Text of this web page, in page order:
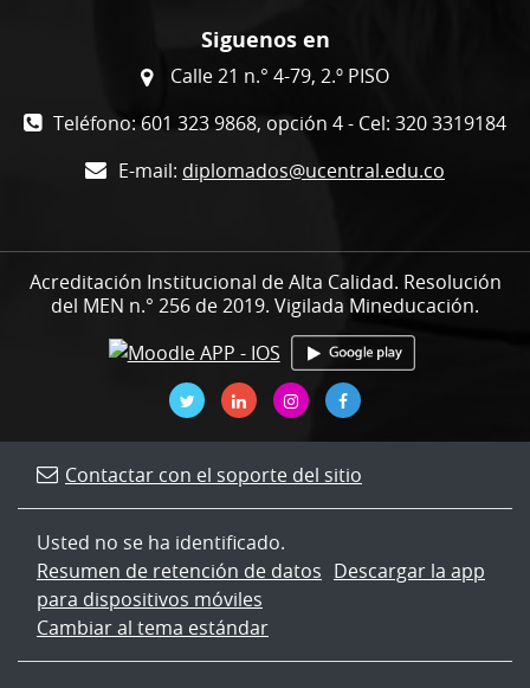
Siguenos en
Calle 21 n.° 4-79, 2.º PISO
Teléfono: 601 323 9868, opción 4 - Cel: 320 3319184
E-mail: diplomados@ucentral.edu.co
Acreditación Institucional de Alta Calidad. Resolución
del MEN n.° 256 de 2019. Vigilada Mineducación.
Contactar con el soporte del sitio
Usted no se ha identificado.
Resumen de retención de datos Descargar la app
para dispositivos móviles
Cambiar al tema estándar